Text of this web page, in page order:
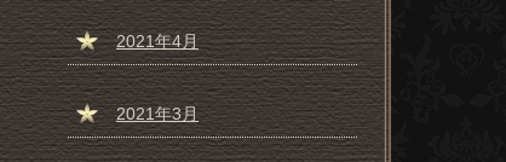
2021年4月
2021年3月